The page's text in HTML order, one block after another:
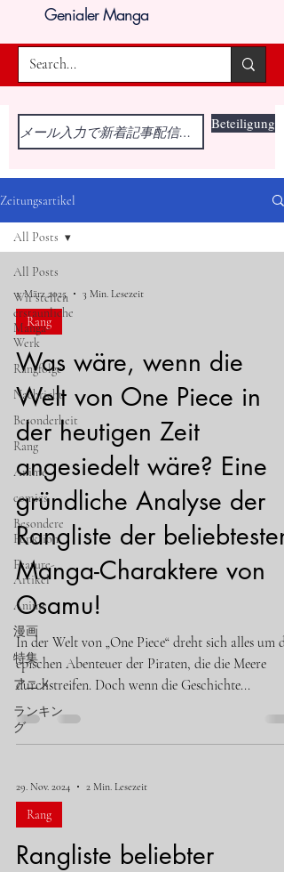
Genialer Manga
Beteiligung
Zeitungsartikel
All Posts
Wir stellen
erstaunliche
Manga-
Werk
Rangfolge
Nachricht
Besonderheit
Rang
Anime
comics
Besondere
Funktion
Feature-
Artikel
Anime
漫画
特集
アニメ
ランキン
グ
All Posts
1. März 2025 3 Min. Lesezeit
Rang
Was wäre, wenn die
Welt von One Piece in
der heutigen Zeit
angesiedelt wäre? Eine
gründliche Analyse der
Rangliste der beliebtesten
Manga-Charaktere von
Osamu!
In der Welt von „One Piece“ dreht sich alles um
epischen Abenteuer der Piraten, die die Meere
durchstreifen. Doch wenn die Geschichte...
29. Nov. 2024 2 Min. Lesezeit
Rang
Rangliste beliebter